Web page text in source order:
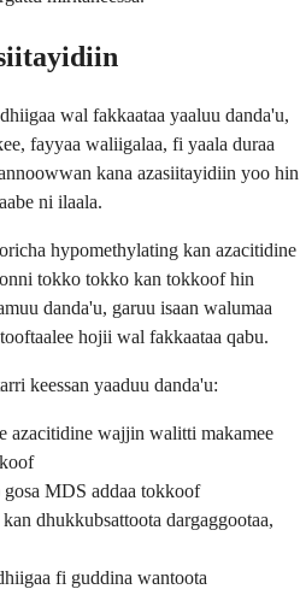
wal fakkaataa yaaluu danda'u,
fayyaa waliigalaa, fi yaala duraa
kana azasiitayidiin yoo hin
ni ilaala.
hypomethylating kan azacitidine
tokko tokko kan tokkoof hin
danda'u, garuu isaan walumaa
hojii wal fakkaataa qabu.
keessan yaaduu danda'u:
azacitidine wajjin walitti makamee
MDS addaa tokkoof
dhukkubsattoota dargaggootaa,
fi guddina wantoota